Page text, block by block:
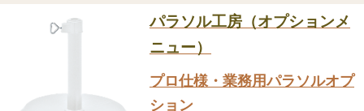
パラソル工房（オプションメ
ニュー）
プロ仕様・業務用パラソルオプ
ション